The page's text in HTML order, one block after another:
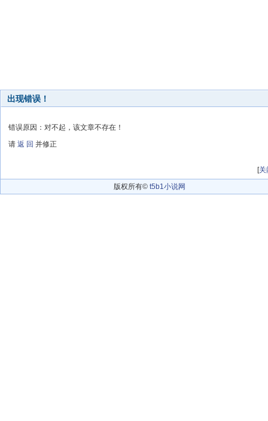
出现错误！
错误原因：对不起，该文章不存在！
请 返 回 并修正
[关
版权所有© t5b1小说网